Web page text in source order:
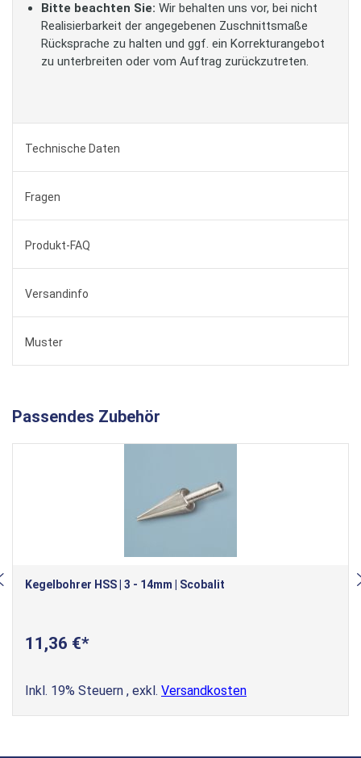
Bitte beachten Sie: Wir behalten uns vor, bei nicht
Realisierbarkeit der angegebenen Zuschnittsmaße
Rücksprache zu halten und ggf. ein Korrekturangebot
zu unterbreiten oder vom Auftrag zurückzutreten.
Technische Daten
Fragen
Produkt-FAQ
Versandinfo
Muster
Passendes Zubehör
Kegelbohrer HSS | 3 - 14mm | Scobalit
11,36 €
Inkl. 19% Steuern , exkl. Versandkosten